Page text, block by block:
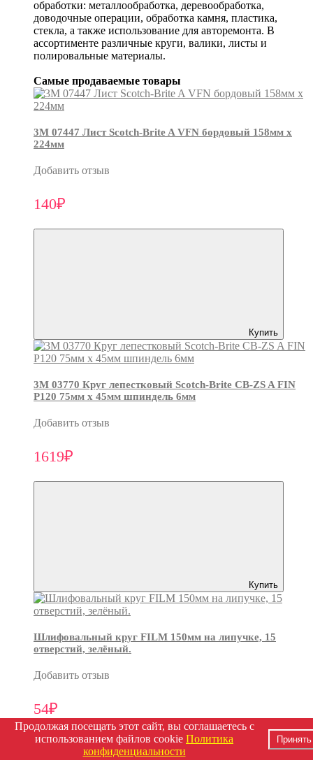
обработки: металлообработка, деревообработка,
доводочные операции, обработка камня, пластика,
стекла, а также использование для авторемонта. В
ассортименте различные круги, валики, листы и
полировальные материалы.
Самые продаваемые товары
3М 07447 Лист Scotch-Brite A VFN бордовый 158мм х
224мм
Добавить отзыв
140₽
Купить
3М 03770 Круг лепестковый Scotch-Brite CB-ZS A FIN
P120 75мм х 45мм шпиндель 6мм
Добавить отзыв
1619₽
Купить
Шлифовальный круг FILM 150мм на липучке, 15
отверстий, зелёный.
Добавить отзыв
54₽
Продолжая посещать этот сайт, вы соглашаетесь с
использованием файлов cookie Политика
конфиденциальности
Принять